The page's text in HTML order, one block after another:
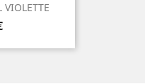
VIOLETTE